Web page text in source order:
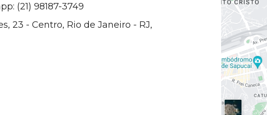
(21) 98187-3749
23 - Centro, Rio de Janeiro - RJ,